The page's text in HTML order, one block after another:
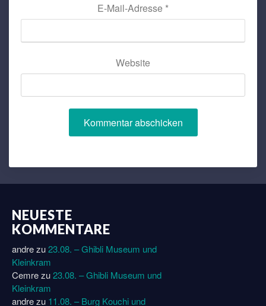
E-Mail-Adresse *
Website
NEUESTE
KOMMENTARE
andrezu23.08. – Ghibli Museum und
Kleinkram
Cemrezu23.08. – Ghibli Museum und
Kleinkram
andrezu 11.08. – Burg Kouchi und